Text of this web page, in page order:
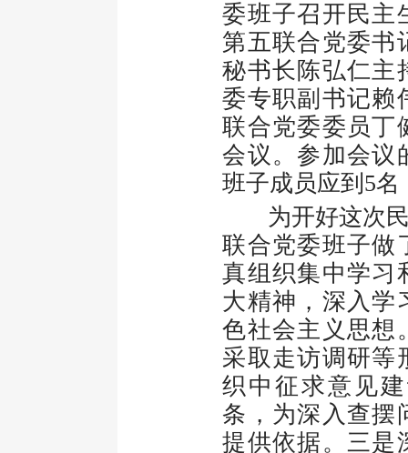
委班子召开民主
第五联合党委书
秘书长陈弘仁主
委专职副书记赖
联合党委委员丁
会议。参加会议
班子成员应到5名
为开好这次民
联合党委班子做
真组织集中学习
大精神，深入学
色社会主义思想
采取走访调研等
织中征求意见
条，为深入查摆
提供依据。三是